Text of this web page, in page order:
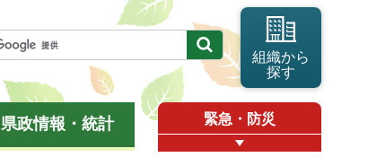
組織から
探す
県政情報・統計 緊急・防災